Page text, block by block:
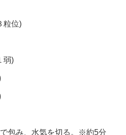
粒位)
弱)
包み、水気を切る。※約5分